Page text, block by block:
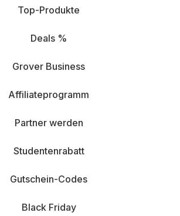
Top-Produkte
Deals %
Grover Business
Affiliateprogramm
Partner werden
Studentenrabatt
Gutschein-Codes
Black Friday